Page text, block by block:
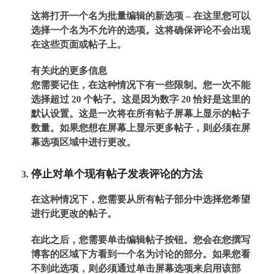
这将打开一个名为批量编辑的新选项 – 在这里您可以
选择一个名为不允许的选项。这将确保评论不会出现
在这些页面或帖子上。
有关此的更多信息
您需要记住，在这种情况下有一些限制。您一次不能
选择超过 20 个帖子。这是因为数字 20 恰好是这里的
默认设置。这是一次将在所有帖子屏幕上显示的帖子
数量。如果您想在屏幕上显示更多帖子，则必须在屏
幕选项区域中进行更改。
停止对单个现有帖子发表评论的方法
在这种情况下，您需要从所有帖子部分中选择您希望
进行此更改的帖子。
在此之后，您需要单击编辑帖子按钮。您会在您撰写
博客的区域下方看到一个名为讨论的部分。如果您看
不到此选项，则必须通过单击屏幕选项来启用该部